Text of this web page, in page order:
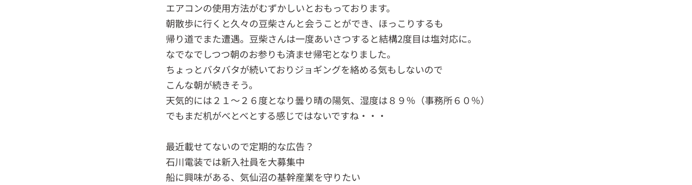
エアコンの使用方法がむずかしいとおもっております。
朝散歩に行くと久々の豆柴さんと会うことができ、ほっこりするも
帰り道でまた遭遇。豆柴さんは一度あいさつすると結構2度目は塩対応に。
なでなでしつつ朝のお参りも済ませ帰宅となりました。
ちょっとバタバタが続いておりジョギングを絡める気もしないので
こんな朝が続きそう。
天気的には２１～２６度となり曇り晴の陽気、湿度は８９％（事務所６０％）
でもまだ机がべとべとする感じではないですね・・・
最近載せてないので定期的な広告？
石川電装では新入社員を大募集中
船に興味がある、気仙沼の基幹産業を守りたい